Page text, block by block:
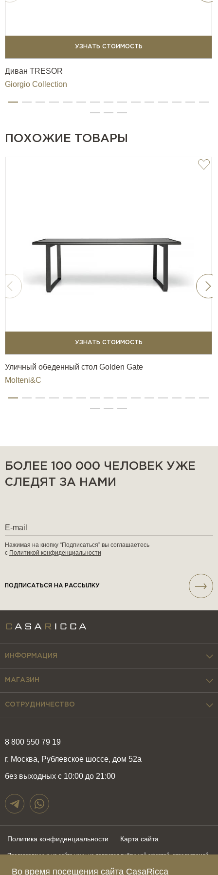
воздухе, так и под навесами.
Уличный барный стол OASI от Giorgio Collection – это
воплощение утончённого вкуса, инновационного
подхода к дизайну и исключительного качества,
пространствах.
УЗНАТЬ СТОИМОСТЬ
Диван TRESOR
Giorgio Collection
ПОХОЖИЕ ТОВАРЫ
УЗНАТЬ СТОИМОСТЬ
Уличный обеденный стол Golden Gate
Molteni&C
Во время посещения сайта CasaRicca
БОЛЕЕ 100 000 ЧЕЛОВЕК УЖЕ
СЛЕДЯТ ЗА НАМИ
Нажимая на кнопку “Подписаться” вы соглашаетесь
с Политикой конфиденциальности
ПОДПИСАТЬСЯ НА РАССЫЛКУ
8 800 550 79 19
г. Москва, Рублевское шоссе, дом 52а
без выходных с 10:00 до 21:00
ИНФОРМАЦИЯ
МАГАЗИН
СОТРУДНИЧЕСТВО
Политика конфиденциальности Карта сайта
Представленные на сайте цены не являются публичной офертой, определяемой
быть изменены в любое время без предупреждения. Для получения актуальной и